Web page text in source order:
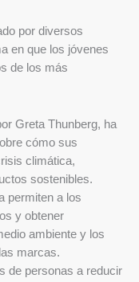
por diversos
en que los jóvenes
de los más
Greta Thunberg, ha
cómo sus
climática,
sostenibles.
permiten a los
y obtener
ambiente y los
marcas.
de personas a reducir